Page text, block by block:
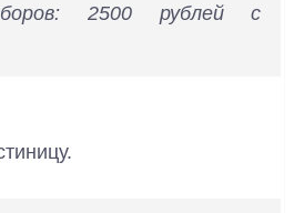
2500 рублей с